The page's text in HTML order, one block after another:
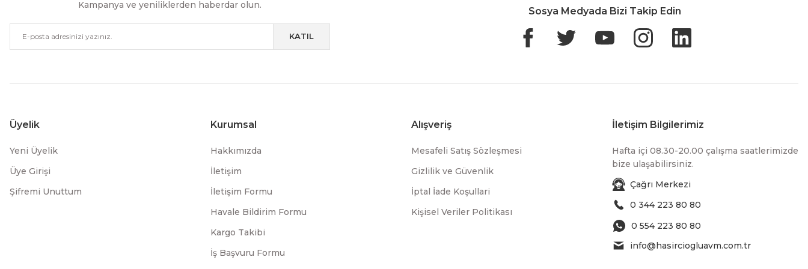
Kampanya ve yeniliklerden haberdar olun.
KATIL
Sosya Medyada Bizi Takip Edin
Üyelik
Yeni Üyelik
Üye Girişi
Şifremi Unuttum
Kurumsal
Hakkımızda
İletişim
İletişim Formu
Havale Bildirim Formu
Kargo Takibi
İş Başvuru Formu
Alışveriş
Mesafeli Satış Sözleşmesi
Gizlilik ve Güvenlik
İptal İade Koşullari
Kişisel Veriler Politikası
İletişim Bilgilerimiz
Hafta içi 08.30-20.00 çalışma saatlerimizde
bize ulaşabilirsiniz.
Çağrı Merkezi
0 344 223 80 80
0 554 223 80 80
info@hasirciogluavm.com.tr